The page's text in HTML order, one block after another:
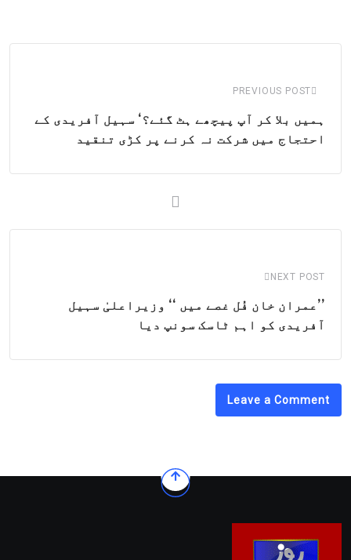
PREVIOUS POST
ہمیں بلا کر آپ پیچھے ہٹ گئے؟‘ سہیل آفریدی کے
احتجاج میں شرکت نہ کرنے پر کڑی تنقید
NEXT POST
’’عمران خان فُل غصے میں ‘‘ وزیراعلیٰ سہیل
آفریدی کو اہم ٹاسک سونپ دیا
Leave a Comment